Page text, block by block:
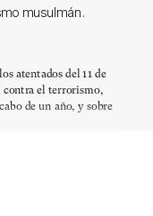
musulmán.
atentados del 11 de
contra el terrorismo,
de un año, y sobre